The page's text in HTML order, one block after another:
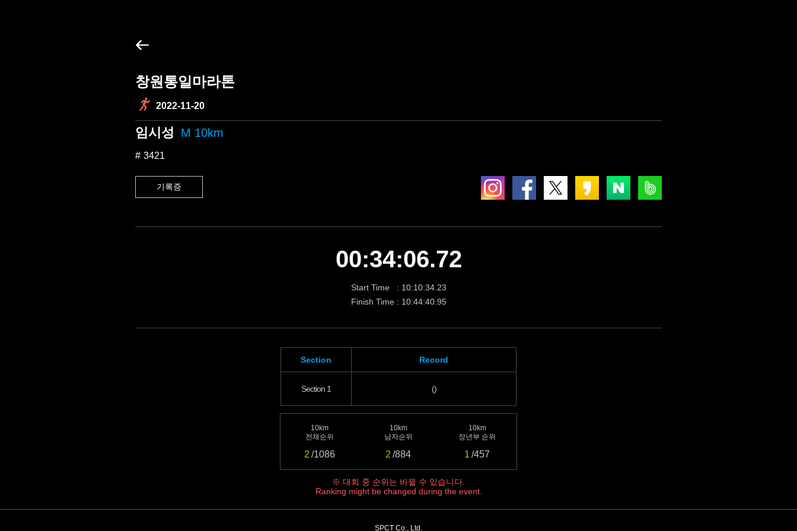
창원통일마라톤
2022-11-20
임시성 M 10km
3421
기록증
00:34:06.72
Start Time : 10:10:34.23
Finish Time : 10:44:40.95
Section Record
Section 1 ()
10km
전체순위
2 /1086
10km
남자순위
2 /884
10km
장년부 순위
1 /457
※ 대회 중 순위는 바뀔 수 있습니다.
Ranking might be changed during the event.
SPCT Co., Ltd.